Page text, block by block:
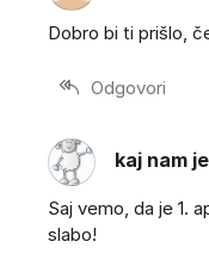
Dobro bi ti prišlo,
Odgovori
kaj nam
Saj vemo, da je 1.
slabo!